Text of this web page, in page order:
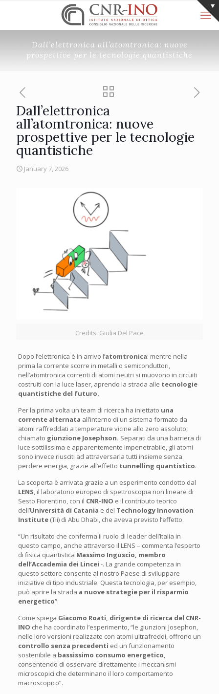
Dall’elettronica all’atomtronica: nuove
prospettive per le tecnologie quantistiche
Dall’elettronica
all’atomtronica: nuove
prospettive per le tecnologie
quantistiche
January 7, 2026
Credits: Giulia Del Pace
Dopo l’elettronica è in arrivo l’atomtronica: mentre nella
prima la corrente scorre in metalli o semiconduttori,
nell’atomtronica correnti di atomi neutri si muovono in circuiti
costruiti con la luce laser, aprendo la strada alle tecnologie
quantistiche del futuro.
Per la prima volta un team di ricerca ha iniettato una
corrente alternata all’interno di un sistema formato da
atomi raffreddati a temperature vicine allo zero assoluto,
chiamato giunzione Josephson. Separati da una barriera di
luce sottilissima e apparentemente impenetrabile, gli atomi
sono invece riusciti ad attraversarla tutti insieme senza
perdere energia, grazie all’effetto tunnelling quantistico.
La scoperta è arrivata grazie a un esperimento condotto dal
LENS , il laboratorio europeo di spettroscopia non lineare di
Sesto Fiorentino, con il CNR-INO e il contributo teorico
dell’Università di Catania e del Technology Innovation
Institute(Tii) di Abu Dhabi, che aveva previsto l’effetto.
“Un risultato che conferma il ruolo di leader dell’Italia in
questo campo, anche attraverso il LENS – commenta l’esperto
di fisica quantistica Massimo Inguscio, membro
dell’Accademia dei Lincei -. La grande competenza in
questo settore consente al nostro Paese di sviluppare
iniziative di tipo industriale. Questa tecnologia, per esempio,
può aprire la strada a nuove strategie per il risparmio
energetico“.
Come spiega Giacomo Roati, dirigente di ricerca del CNR-
INO che ha coordinato l’esperimento, “le giunzioni Josephon,
nelle loro versioni realizzate con atomi ultrafreddi, offrono un
controllo senza precedenti ed un funzionamento
sostenibile a bassissimo consumo energetico
consentendo di osservare direttamente i meccanismi
microscopici che determinano il loro comportamento
macroscopico”.